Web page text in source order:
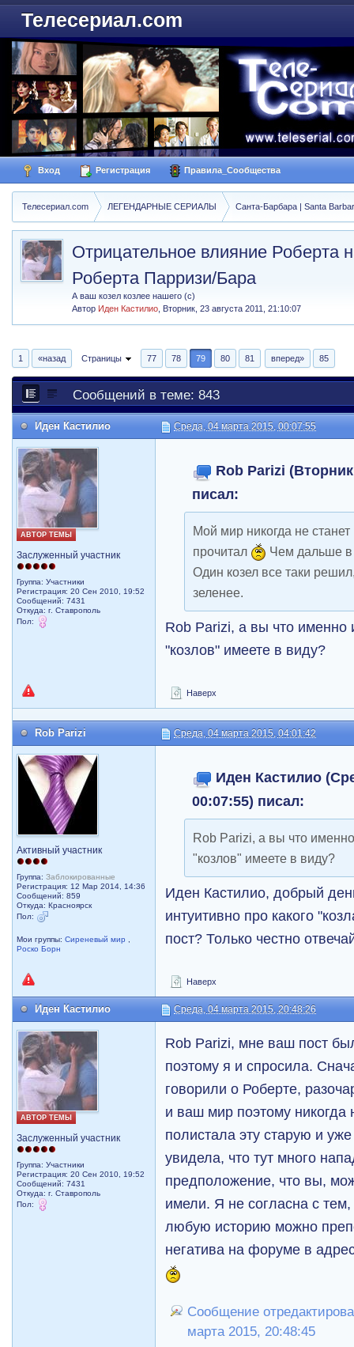
Телесериал.com
Вход Регистрация Правила_Сообщества
Телесериал.com ЛЕГЕНДАРНЫЕ СЕРИАЛЫ Санта-Барбара | Santa
Отрицательное влияние Роберта
Роберта Парризи/Бара
А ваш козел козлее нашего (с)
Автор Иден Кастилио Вторник, 23 августа 2011, 21:10:07
1 «назад Страницы 77 78 79 80 81 вперед» 85
Сообщений в теме: 843
Иден Кастилио Среда, 04 марта 2015, 00:07:55
АВТОР ТЕМЫ
Заслуженный участник
Группа: Участники
Регистрация: 20 Сен 2010, 19:52
Сообщений: 7431
Откуда: г. Ставрополь
Пол:
Rob Parizi
писал:
Мой мир никогда не
прочитал
Чем дальше в
Один козел все таки
зеленее.
Rob Parizi, а вы что именно
"козлов" имеете в виду?
Наверх
Rob Parizi Среда, 04 марта 2015, 04:01:42
Активный участник
Группа:Заблокированные
Регистрация: 12 Мар 2014, 14:36
Сообщений: 859
Откуда: Красноярск
Пол:
Мои группы:Сиреневый мир ,
Роско Борн
Иден Кастилио
00:07:55) писал:
Rob Parizi, а вы что
"козлов" имеете в виду?
Иден Кастилио, добрый
интуитивно про какого
пост? Только честно
Наверх
Иден Кастилио Среда, 04 марта 2015, 20:48:26
АВТОР ТЕМЫ
Заслуженный участник
Группа: Участники
Регистрация: 20 Сен 2010, 19:52
Сообщений: 7431
Откуда: г. Ставрополь
Пол:
Rob Parizi, мне ваш пост
поэтому я и спросила.
говорили о Роберте,
и ваш мир поэтому
полистала эту старую и
увидела, что тут много
предположение, что вы,
имели. Я не согласна с
любую историю можно
негатива на форуме в
Сообщение
марта 2015, 20:48:45